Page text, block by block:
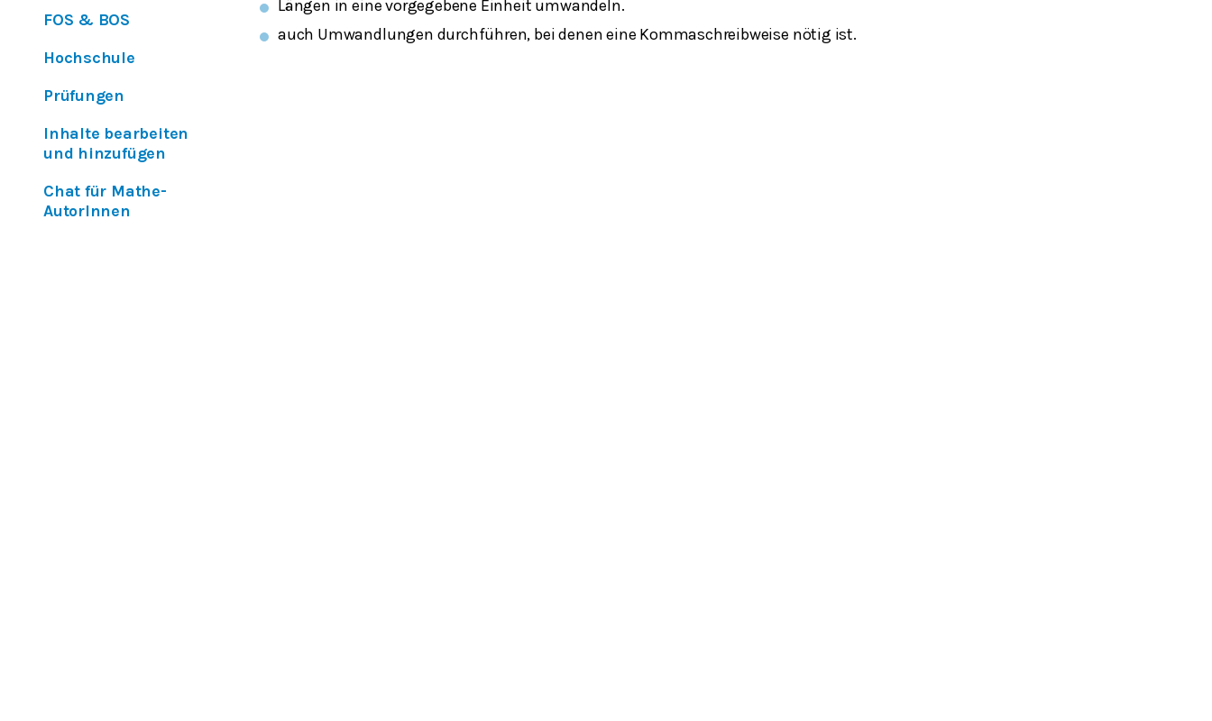
FOS & BOS
Hochschule
Prüfungen
Inhalte bearbeiten
und hinzufügen
Chat für Mathe-
AutorInnen
Längen in eine vorgegebene Einheit umwandeln.
auch Umwandlungen durchführen, bei denen eine Kommaschreibweise nötig ist.